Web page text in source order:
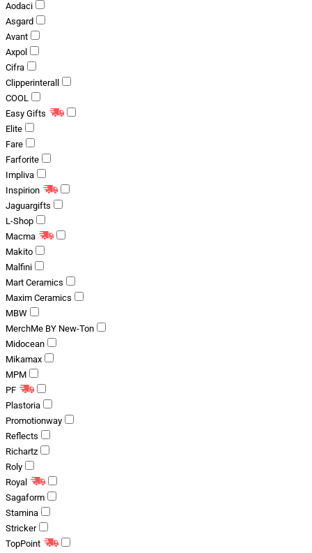
Aodaci
Asgard
Avant
Axpol
Cifra
Clipperinterall
COOL
Easy Gifts
Elite
Fare
Farforite
Impliva
Inspirion
Jaguargifts
L-Shop
Macma
Makito
Malfini
Mart Ceramics
Maxim Ceramics
MBW
MerchMe BY New-Ton
Midocean
Mikamax
MPM
PF
Plastoria
Promotionway
Reflects
Richartz
Roly
Royal
Sagaform
Stamina
Stricker
TopPoint